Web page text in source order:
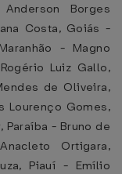
Borges
Costa, Goiás -
- Magno
Luiz Gallo,
de Oliveira,
Lourenço Gomes,
Paraíba - Bruno de
Ortigara,
Piauí - Emílio